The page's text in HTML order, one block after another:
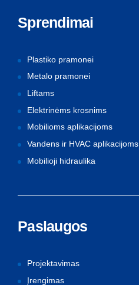
Sprendimai
Plastiko pramonei
Metalo pramonei
Liftams
Elektrinėms krosnims
Mobilioms aplikacijoms
Vandens ir HVAC aplikacijoms
Mobilioji hidraulika
Paslaugos
Projektavimas
Įrengimas